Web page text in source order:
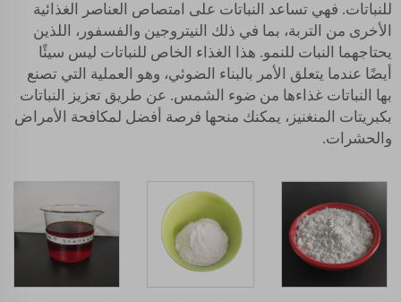
للنباتات. فهي تساعد النباتات على امتصاص العناصر الغذائية
الأخرى من التربة، بما في ذلك النيتروجين والفسفور، اللذين
يحتاجهما النبات للنمو. هذا الغذاء الخاص للنباتات ليس سيئًا
أيضًا عندما يتعلق الأمر بالبناء الضوئي، وهو العملية التي تصنع
بها النباتات غذاءها من ضوء الشمس. عن طريق تعزيز النباتات
بكبريتات المنغنيز، يمكنك منحها فرصة أفضل لمكافحة الأمراض
والحشرات.